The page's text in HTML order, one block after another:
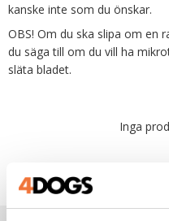
kanske inte som du önskar.
OBS! Om du ska slipa om en
du säga till om du vill ha
släta bladet.
Inga